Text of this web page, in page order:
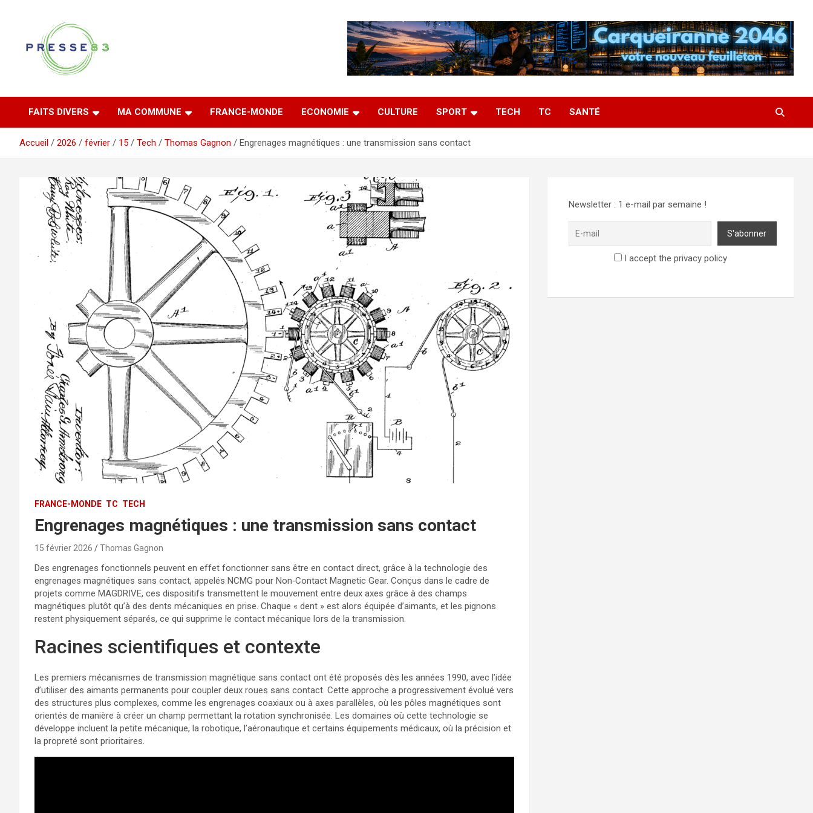
Presse 83
FAITS DIVERS MA COMMUNE FRANCE-MONDE ECONOMIE CULTURE SPORT TECH TC SANTÉ
Accueil 2026 février 15 Tech Thomas Gagnon Engrenages magnétiques : une transmission sans contact
FRANCE-MONDE TC TECH
Engrenages magnétiques : une transmission sans contact
15 février 2026 Thomas Gagnon
Des engrenages fonctionnels peuvent en effet fonctionner sans être en contact direct, grâce à la technologie des
engrenages magnétiques sans contact, appelés NCMG pour Non‑Contact Magnetic Gear. Conçus dans le cadre de
projets comme MAGDRIVE, ces dispositifs transmettent le mouvement entre deux axes grâce à des champs
magnétiques plutôt qu’à des dents mécaniques en prise. Chaque « dent » est alors équipée d’aimants, et les pignons
restent physiquement séparés, ce qui supprime le contact mécanique lors de la transmission.
Racines scientifiques et contexte
Les premiers mécanismes de transmission magnétique sans contact ont été proposés dès les années 1990, avec l’idée
d’utiliser des aimants permanents pour coupler deux roues sans contact. Cette approche a progressivement évolué vers
des structures plus complexes, comme les engrenages coaxiaux ou à axes parallèles, où les pôles magnétiques sont
orientés de manière à créer un champ permettant la rotation synchronisée. Les domaines où cette technologie se
développe incluent la petite mécanique, la robotique, l’aéronautique et certains équipements médicaux, où la précision et
la propreté sont prioritaires.
Newsletter : 1 e-mail par semaine !
I accept the privacy policy